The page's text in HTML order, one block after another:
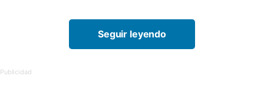
Seguir leyendo